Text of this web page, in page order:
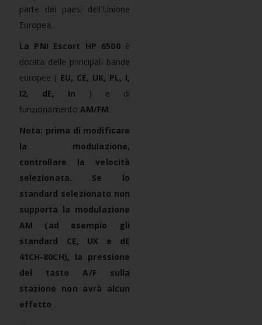
parte dei paesi dell'Unione
Europea.
La PNI Escort HP 6500è
dotata delle principali bande
europee ( EU, CE, UK, PL, I,
I2, dE, In ) e di
funzionamento AM/FM .
Nota: prima di modificare
la modulazione,
controllare la velocità
selezionata. Se lo
standard selezionato non
supporta la modulazione
AM (ad esempio gli
standard CE, UK e dE
41CH-80CH), la pressione
del tasto A/F sulla
stazione non avrà alcun
effetto .